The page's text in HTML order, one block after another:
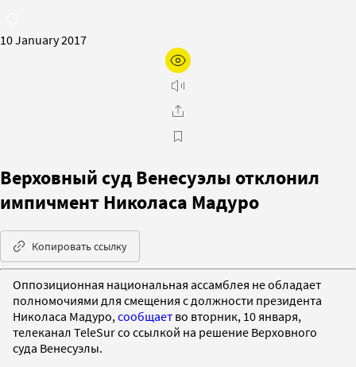
10 January 2017
Верховный суд Венесуэлы отклонил
импичмент Николаса Мадуро
Копировать ссылку
Оппозиционная национальная ассамблея не обладает
полномочиями для смещения с должности президента
Николаса Мадуро, сообщает во вторник, 10 января,
телеканал TeleSur со ссылкой на решение Верховного
суда Венесуэлы.